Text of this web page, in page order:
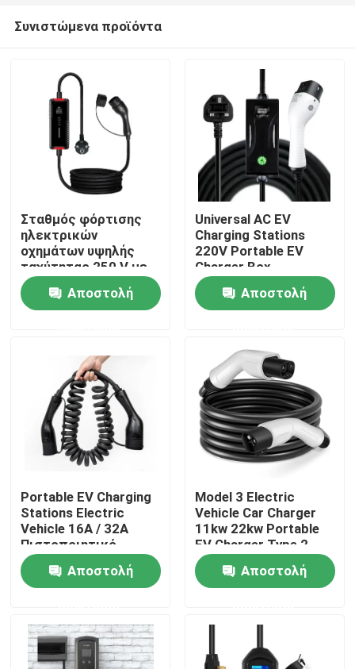
Σχετικά με εμάς
Επαφές
Προϊόντα
Λύσεις φορτιστών της EV
Σταθμοί χρέωσης της EV
Φορητοί φορτιστές της EV
wallbox ev φορτιστές
Σκοινί επέκτασης φορτιστών της EV
Συνιστώμενα προϊόντα
Σταθμός φόρτισης
ηλεκτρικών
οχημάτων υψηλής
ταχύτητας 250 V με
υποδοχή IP67 / IP68
Αποστολή
Universal AC EV
Charging Stations
220V Portable EV
Charger Box
Αποστολή
Portable EV Charging
Stations Electric
Vehicle 16A / 32A
Πιστοποιητικό
REACH
Αποστολή
Model 3 Electric
Vehicle Car Charger
11kw 22kw Portable
EV Charger Type 2
Αποστολή